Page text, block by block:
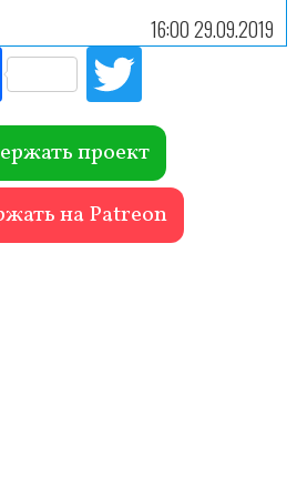
16:00 29.09.2019
Fac
ebo
ok r
проект
на Patreon